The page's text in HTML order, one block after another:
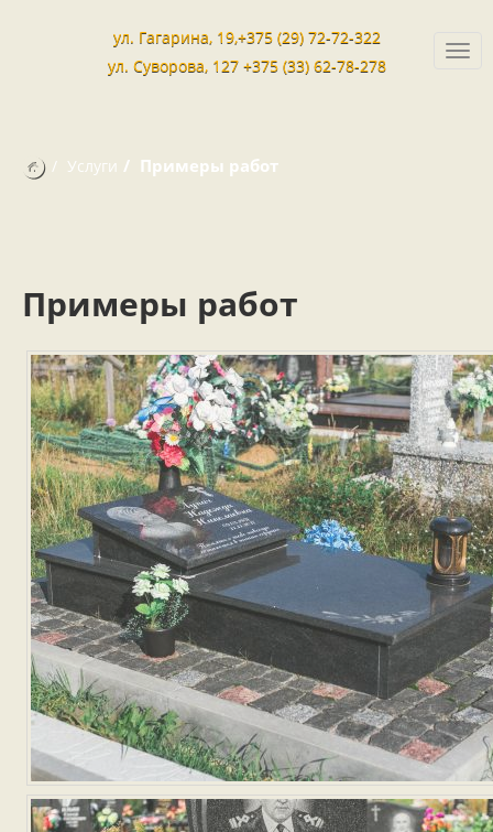
ул. Гагарина, 19,+375 (29) 72-72-322
ул. Суворова, 127 +375 (33) 62-78-278
Услуги Примеры работ
Примеры работ